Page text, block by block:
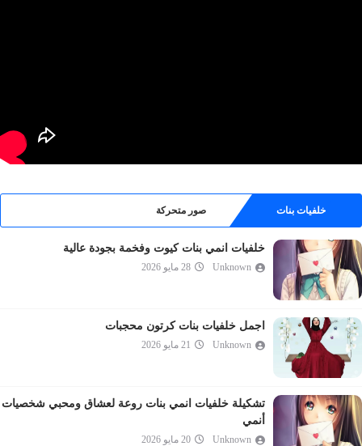
خلفيات بنات صور متحركة
خلفيات انمي بنات كيوت وفخمة بجودة عالية
Unknown 28 مايو 2026
اجمل خلفيات بنات كرتون محجبات
Unknown 21 مايو 2026
تشكيلة خلفيات انمي بنات روعة لعشاق ومحبي شخصيات
أنمي
Unknown 20 مايو 2026